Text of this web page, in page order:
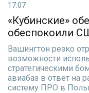
17:07
«Кубинские»
обеспокоили
Вашингтон резко
возможности
стратегическими
авиабаз в ответ на
систему ПРО в